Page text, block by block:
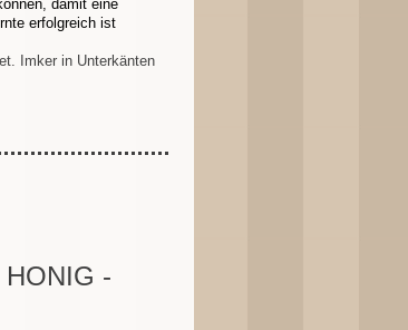
damit eine
erfolgreich ist
Imker in Unterkänten
-